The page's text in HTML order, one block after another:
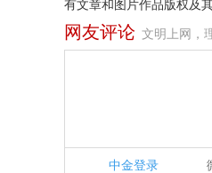
有文章和图片作品版权及
网友评论 文明上网，
中金登录